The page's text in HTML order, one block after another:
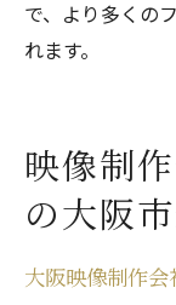
で、より多くの
れます。
映像制
の大阪
大阪映像制作